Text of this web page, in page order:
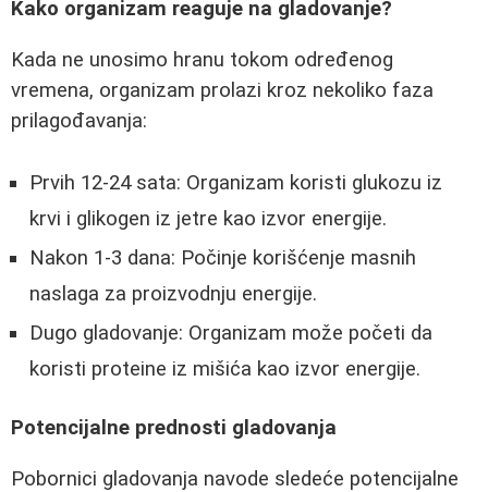
Kako organizam reaguje na gladovanje?
Kada ne unosimo hranu tokom određenog
vremena, organizam prolazi kroz nekoliko faza
prilagođavanja:
Prvih 12-24 sata: Organizam koristi glukozu iz
krvi i glikogen iz jetre kao izvor energije.
Nakon 1-3 dana: Počinje korišćenje masnih
naslaga za proizvodnju energije.
Dugo gladovanje: Organizam može početi da
koristi proteine iz mišića kao izvor energije.
Potencijalne prednosti gladovanja
Pobornici gladovanja navode sledeće potencijalne